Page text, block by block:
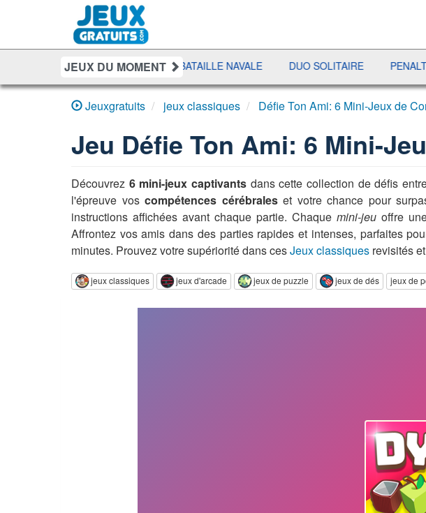
JEUX DU MOMENT
SHERIFF POKER BATAILLE NAVALE DUO SOLITAIRE PENALTY
Jeuxgratuits jeux classiques Défie Ton Ami: 6 Mini-Jeux de
Jeu Défie Ton Ami: 6 Mini-
Découvrez 6 mini-jeux captivants dans cette collection de défis
l'épreuve voscompétences cérébraleset votre chance pour
instructions affichées avant chaque partie. Chaque mini-jeu offre
Affrontez vos amis dans des parties rapides et intenses, parfaites
minutes. Prouvez votre supériorité dans cesJeux classiques revisités
jeux classiques jeux d'arcade jeux de puzzle jeux de dés jeux de